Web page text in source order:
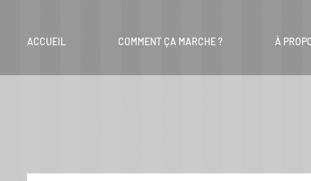
ACCUEIL COMMENT ÇA MARCHE ? À